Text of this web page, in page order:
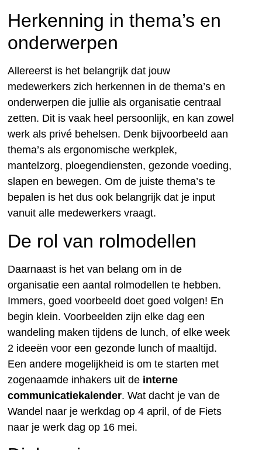
Herkenning in thema’s en
onderwerpen
Allereerst is het belangrijk dat jouw
medewerkers zich herkennen in de thema’s en
onderwerpen die jullie als organisatie centraal
zetten. Dit is vaak heel persoonlijk, en kan zowel
werk als privé behelsen. Denk bijvoorbeeld aan
thema’s als ergonomische werkplek,
mantelzorg, ploegendiensten, gezonde voeding,
slapen en bewegen. Om de juiste thema’s te
bepalen is het dus ook belangrijk dat je input
vanuit alle medewerkers vraagt.
De rol van rolmodellen
Daarnaast is het van belang om in de
organisatie een aantal rolmodellen te hebben.
Immers, goed voorbeeld doet goed volgen! En
begin klein. Voorbeelden zijn elke dag een
wandeling maken tijdens de lunch, of elke week
2 ideeën voor een gezonde lunch of maaltijd.
Een andere mogelijkheid is om te starten met
zogenaamde inhakers uit de interne
communicatiekalender. Wat dacht je van de
Wandel naar je werkdag op 4 april, of de Fiets
naar je werk dag op 16 mei.